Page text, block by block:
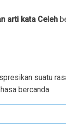
arti kata Celeh
suatu
bercanda